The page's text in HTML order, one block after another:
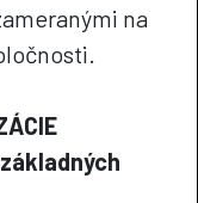
na